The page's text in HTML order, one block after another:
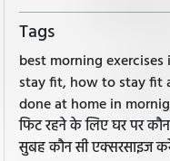
Tags
best morning
stay fit, how to stay fit
done at home in
फिट रहने के लिए घर पर
सुबह कौन सी एक्सरसाइज